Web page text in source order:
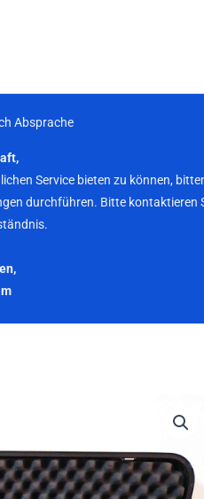
Absprache
Service bieten zu können,
durchführen. Bitte kontaktieren